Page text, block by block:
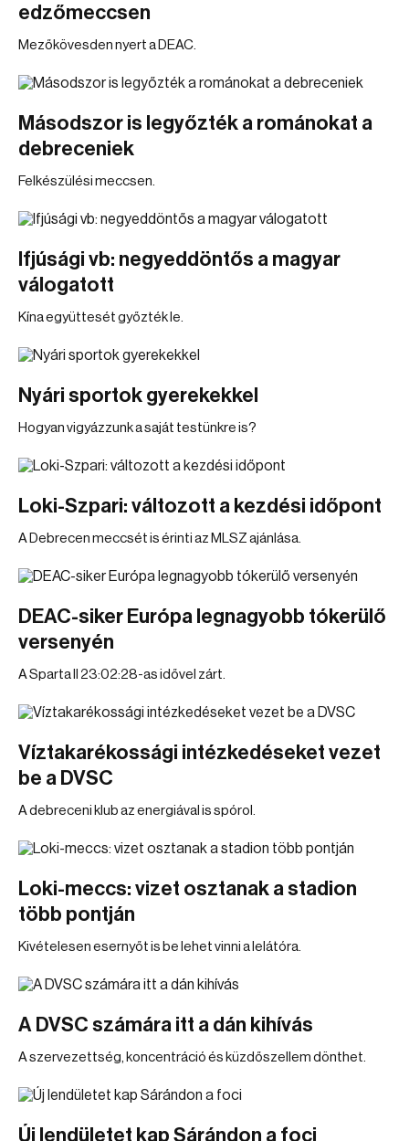
edzőmeccsen
Mezőkövesden nyert a DEAC.
Másodszor is legyőzték a románokat a
debreceniek
Felkészülési meccsen.
Ifjúsági vb: negyeddöntős a magyar
válogatott
Kína együttesét győzték le.
Nyári sportok gyerekekkel
Hogyan vigyázzunk a saját testünkre is?
Loki-Szpari: változott a kezdési időpont
A Debrecen meccsét is érinti az MLSZ ajánlása.
DEAC-siker Európa legnagyobb tókerülő
versenyén
A Sparta II 23:02:28-as idővel zárt.
Víztakarékossági intézkedéseket vezet
be a DVSC
A debreceni klub az energiával is spórol.
Loki-meccs: vizet osztanak a stadion
több pontján
Kivételesen esernyőt is be lehet vinni a lelátóra.
A DVSC számára itt a dán kihívás
A szervezettség, koncentráció és küzdőszellem dönthet.
Új lendületet kap Sárándon a foci